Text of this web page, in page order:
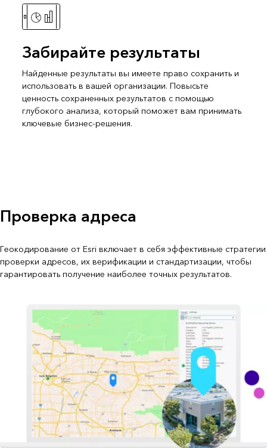
Забирайте результаты
Найденные результаты вы имеете право сохранить и
использовать в вашей организации. Повысьте
ценность сохраненных результатов с помощью
глубокого анализа, который поможет вам принимать
ключевые бизнес-решения.
Проверка адреса
Геокодирование от Esri включает в себя эффективные стратегии
проверки адресов, их верификации и стандартизации, чтобы
гарантировать получение наиболее точных результатов.